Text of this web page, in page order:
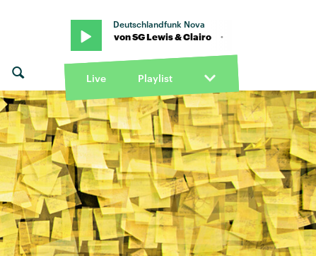
Deutschlandfunk Nova
von SG Lewis & Clairo · "Better" von SG Lewis & Clairo
Live Playlist